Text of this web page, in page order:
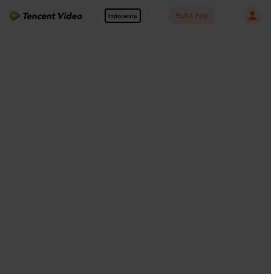
Indonesia Buka App